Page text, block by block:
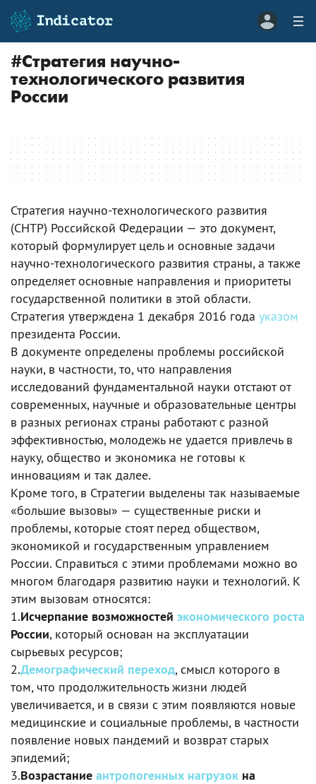
#Стратегия научно-
технологического развития
России
Стратегия научно-технологического развития
(СНТР) Российской Федерации — это документ,
который формулирует цель и основные задачи
научно-технологического развития страны, а также
определяет основные направления и приоритеты
государственной политики в этой области.
Стратегия утверждена 1 декабря 2016 года указом
президента России.
В документе определены проблемы российской
науки, в частности, то, что направления
исследований фундаментальной науки отстают от
современных, научные и образовательные центры
в разных регионах страны работают с разной
эффективностью, молодежь не удается привлечь в
науку, общество и экономика не готовы к
инновациям и так далее.
Кроме того, в Стратегии выделены так называемые
«большие вызовы» — существенные риски и
проблемы, которые стоят перед обществом,
экономикой и государственным управлением
России. Справиться с этими проблемами можно во
многом благодаря развитию науки и технологий. К
этим вызовам относятся:
1.Исчерпание возможностей экономического роста
России, который основан на эксплуатации
сырьевых ресурсов;
2.Демографический переход, смысл которого в
том, что продолжительность жизни людей
увеличивается, и в связи с этим появляются новые
медицинские и социальные проблемы, в частности
появление новых пандемий и возврат старых
эпидемий;
3.Возрастание антропогенных нагрузок на